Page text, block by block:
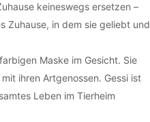
keineswegs ersetzen –
Zuhause, in dem sie geliebt und
Maske im Gesicht. Sie
ihren Artgenossen. Gessi ist
Leben im Tierheim